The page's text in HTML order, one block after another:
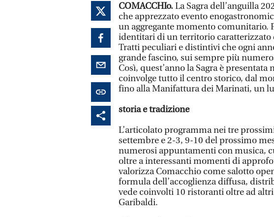
COMACCHIo.La Sagra dell’anguilla
che apprezzato evento
un aggregante momento comunitario.
identitari di un territorio caratterizzato
Tratti peculiari e distintivi che ogni
grande fascino, sui sempre più
Così, quest’anno la Sagra è
coinvolge tutto il centro storico, dal
fino alla Manifattura dei Marinati, un
storia e tradizione
L’articolato programma nei tre
settembre e 2-3, 9-10 del prossimo
numerosi appuntamenti con musica,
oltre a interessanti momenti di
valorizza Comacchio come salotto
formula dell’accoglienza diffusa,
vede coinvolti 10 ristoranti oltre ad
Garibaldi.